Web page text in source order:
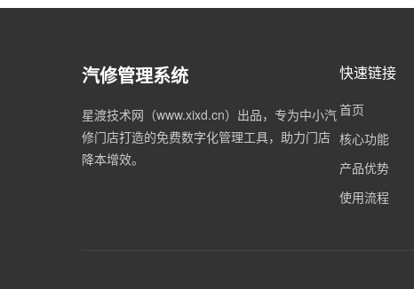
汽修管理系统
星渡技术网（www.xixd.cn）出品，专为中小汽
修门店打造的免费数字化管理工具，助力门店
降本增效。
快速链接
首页
核心功能
产品优势
使用流程